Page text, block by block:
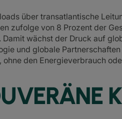
über transatlantische
zufolge von 8 Prozent der
. Damit wächst der Druck auf
und globale
ohne den Energieverbrauch